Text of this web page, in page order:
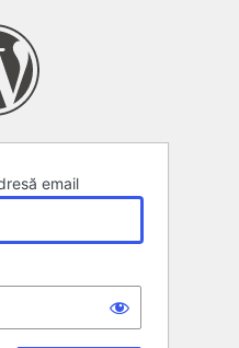
email